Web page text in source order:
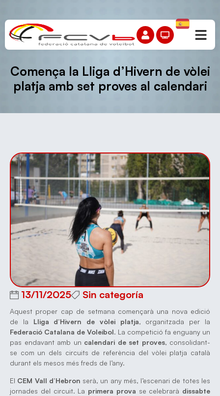
Comença la Lliga d’Hivern de vòlei
platja amb set proves al calendari
13/11/2025 Sin categoría
Aquest proper cap de setmana començarà una nova edició
de la Lliga d’Hivern de vòlei platja, organitzada per la
Federació Catalana de Voleibol. La competició fa enguany un
pas endavant amb un calendari de set proves, consolidant-
se com un dels circuits de referència del vòlei platja català
durant els mesos més freds de l’any.
El CEM Vall d’Hebron serà, un any més, l’escenari de totes les
jornades del circuit. La primera prova se celebrarà dissabte